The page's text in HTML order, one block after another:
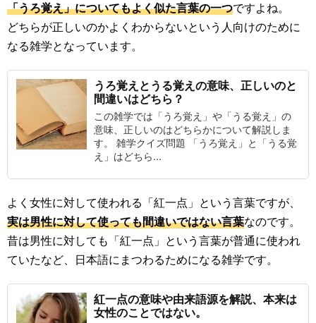
「うろ覚え」についてもよく似た言葉の一つですよね。
どちらが正しいのかよくわからないという人向けのために
なる雑学となっています。
うろ覚えとうる覚えの意味、正しいのと
間違いはどちら？
この雑学では「うろ覚え」や「うる覚え」の
意味、正しいのはどちらかについて解説しま
す。 雑学クイズ問題 「うろ覚え」と「うる覚
え」はどちら...
よく女性に対して使われる「紅一点」という言葉ですが、
実は男性に対して使っても間違いではない言葉なのです。
昔は男性に対しても「紅一点」という言葉が普通に使われ
ていたなど、日本語にまつわるためになる雑学です。
紅一点の意味や由来語源を解説、本来は
女性のことではない。